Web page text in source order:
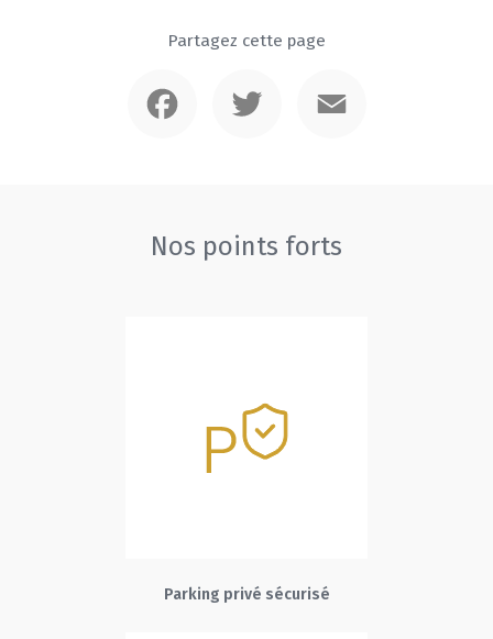
Partagez cette page
Nos points forts
Parking privé sécurisé